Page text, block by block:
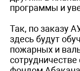
программы и
Так, по заказу
здесь будут
пожарных и